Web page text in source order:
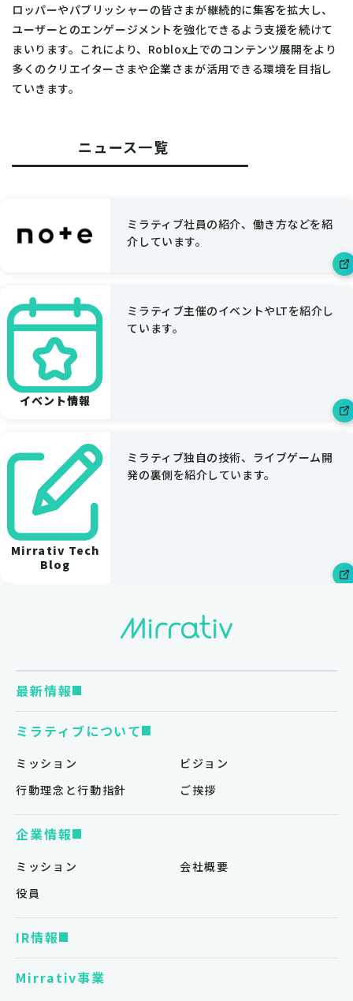
ロッパーやパブリッシャーの皆さまが継続的に集客を拡大し、
ユーザーとのエンゲージメントを強化できるよう支援を続けて
まいります。これにより、Roblox上でのコンテンツ展開をより
多くのクリエイターさまや企業さまが活用できる環境を目指し
ていきます。
ニュース一覧
ミラティブ社員の紹介、働き方などを紹
介しています。
イベント情報
ミラティブ主催のイベントやLTを紹介し
ています。
Mirrativ Tech
Blog
ミラティブ独自の技術、ライブゲーム開
発の裏側を紹介しています。
最新情報
ミラティブについて
ミッション
ビジョン
行動理念と行動指針
ご挨拶
企業情報
ミッション
会社概要
役員
IR情報
Mirrativ事業